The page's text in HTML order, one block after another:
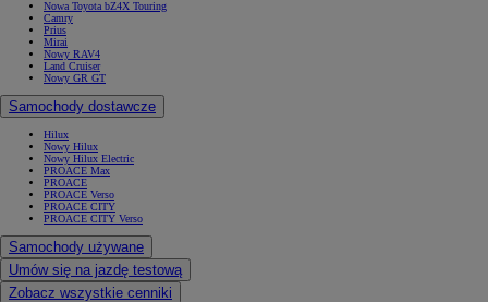
Nowa Toyota bZ4X Touring
Camry
Prius
Mirai
Nowy RAV4
Land Cruiser
Nowy GR GT
Samochody dostawcze
Hilux
Nowy Hilux
Nowy Hilux Electric
PROACE Max
PROACE
PROACE Verso
PROACE CITY
PROACE CITY Verso
Samochody używane
Umów się na jazdę testową
Zobacz wszystkie cenniki